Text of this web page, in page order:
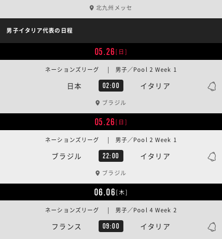
北九州メッセ
男子イタリア代表の日程
05.26[日]
日本 02:00 イタリア
ネーションズリーグ | 男子／Pool 2 Week 1
ブラジル
05.26[日]
ブラジル 22:00 イタリア
ネーションズリーグ | 男子／Pool 2 Week 1
ブラジル
06.06[木]
フランス 09:00 イタリア
ネーションズリーグ | 男子／Pool 4 Week 2